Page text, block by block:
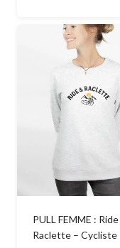
PULL FEMME :
Raclette – Cycliste